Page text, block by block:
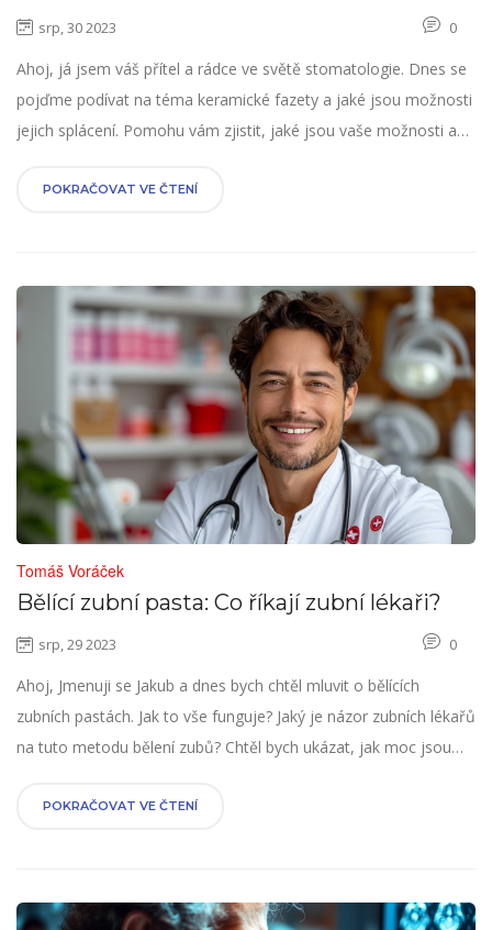
srp, 30 2023 0
Ahoj, já jsem váš přítel a rádce ve světě stomatologie. Dnes se
pojďme podívat na téma keramické fazety a jaké jsou možnosti
jejich splácení. Pomohu vám zjistit, jaké jsou vaše možnosti a
každý by měl mít šanci mít krásné zuby a úsměv, kterým může
POKRAČOVAT VE ČTENÍ
Tomáš Voráček
Bělící zubní pasta: Co říkají zubní lékaři?
srp, 29 2023 0
Ahoj, Jmenuji se Jakub a dnes bych chtěl mluvit o bělících
zubních pastách. Jak to vše funguje? Jaký je názor zubních lékařů
na tuto metodu bělení zubů? Chtěl bych ukázat, jak moc jsou
se ke mně a zjistěte odpovědi na všechny otázky, které se vám
POKRAČOVAT VE ČTENÍ